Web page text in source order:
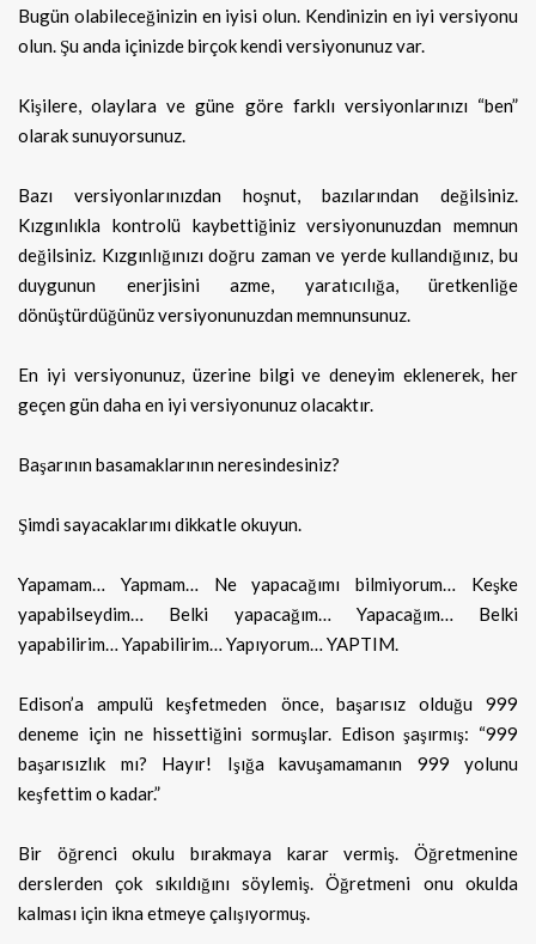
Bugün olabileceğinizin en iyisi olun. Kendinizin en iyi versiyonu
olun. Şu anda içinizde birçok kendi versiyonunuz var.
Kişilere, olaylara ve güne göre farklı versiyonlarınızı “ben”
olarak sunuyorsunuz.
Bazı versiyonlarınızdan hoşnut, bazılarından değilsiniz.
Kızgınlıkla kontrolü kaybettiğiniz versiyonunuzdan memnun
değilsiniz. Kızgınlığınızı doğru zaman ve yerde kullandığınız, bu
duygunun enerjisini azme, yaratıcılığa, üretkenliğe
dönüştürdüğünüz versiyonunuzdan memnunsunuz.
En iyi versiyonunuz, üzerine bilgi ve deneyim eklenerek, her
geçen gün daha en iyi versiyonunuz olacaktır.
Başarının basamaklarının neresindesiniz?
Şimdi sayacaklarımı dikkatle okuyun.
Yapamam… Yapmam… Ne yapacağımı bilmiyorum… Keşke
yapabilseydim… Belki yapacağım… Yapacağım… Belki
yapabilirim… Yapabilirim… Yapıyorum… YAPTIM.
Edison’a ampulü keşfetmeden önce, başarısız olduğu 999
deneme için ne hissettiğini sormuşlar. Edison şaşırmış: “999
başarısızlık mı? Hayır! Işığa kavuşamamanın 999 yolunu
keşfettim o kadar.”
Bir öğrenci okulu bırakmaya karar vermiş. Öğretmenine
derslerden çok sıkıldığını söylemiş. Öğretmeni onu okulda
kalması için ikna etmeye çalışıyormuş.